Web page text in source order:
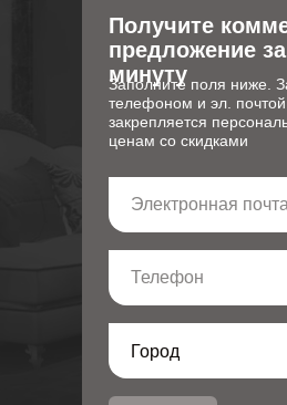
Получите
предложение
минуту
Заполните поля ниже.
телефоном и эл. почтой
закрепляется
ценам со скидками
Электронная почта
Телефон